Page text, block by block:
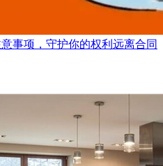
事项，守护你的权利远离合同